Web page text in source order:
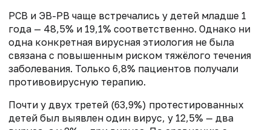
РСВ и ЭВ-РВ чаще встречались у детей младше 1
года — 48,5% и 19,1% соответственно. Однако ни
одна конкретная вирусная этиология не была
связана с повышенным риском тяжёлого течения
заболевания. Только 6,8% пациентов получали
противовирусную терапию.
Почти у двух третей (63,9%) протестированных
детей был выявлен один вирус, у 12,5% — два